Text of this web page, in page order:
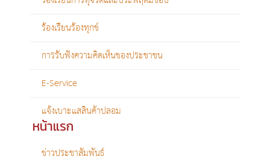
ร้องเรียนร้องทุกข์
การรับฟังความคิดเห็นของประชาชน
E-Service
แจ้งเบาะแสสินค้าปลอม
หน้าแรก
ข่าวประชาสัมพันธ์